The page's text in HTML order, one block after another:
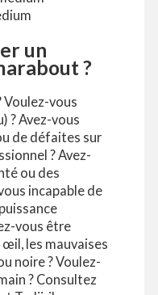
un
?
Voulez-vous
? Avez-vous
de défaites sur
? Avez-
ou des
incapable de
vous être
les mauvaises
noire ? Voulez-
? Consultez